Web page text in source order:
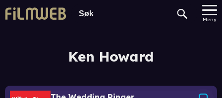
Meny
Ken Howard